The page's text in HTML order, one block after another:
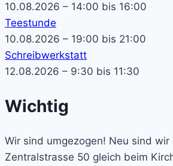
10.08.2026 – 14:00 bis 16:00
Teestunde
10.08.2026 – 19:00 bis 21:00
Schreibwerkstatt
12.08.2026 – 9:30 bis 11:30
Wichtig
Wir sind umgezogen! Neu sind wir
Zentralstrasse 50 gleich beim